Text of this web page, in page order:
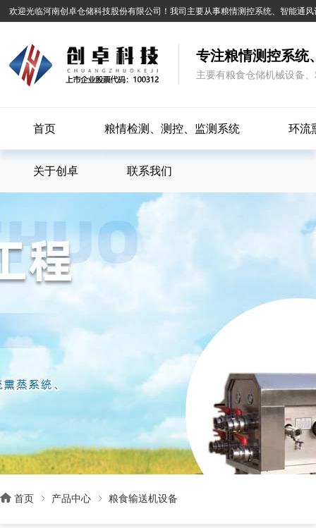
欢迎光临河南创卓仓储科技股份有限公司！我司主要从事粮情测控系统、智能通
专注粮情测控系统
主要有粮食仓储机械设备
首页 粮情检测、测控、监测系统 环流
关于创卓 联系我们
 首页 产品中心 粮食输送机设备